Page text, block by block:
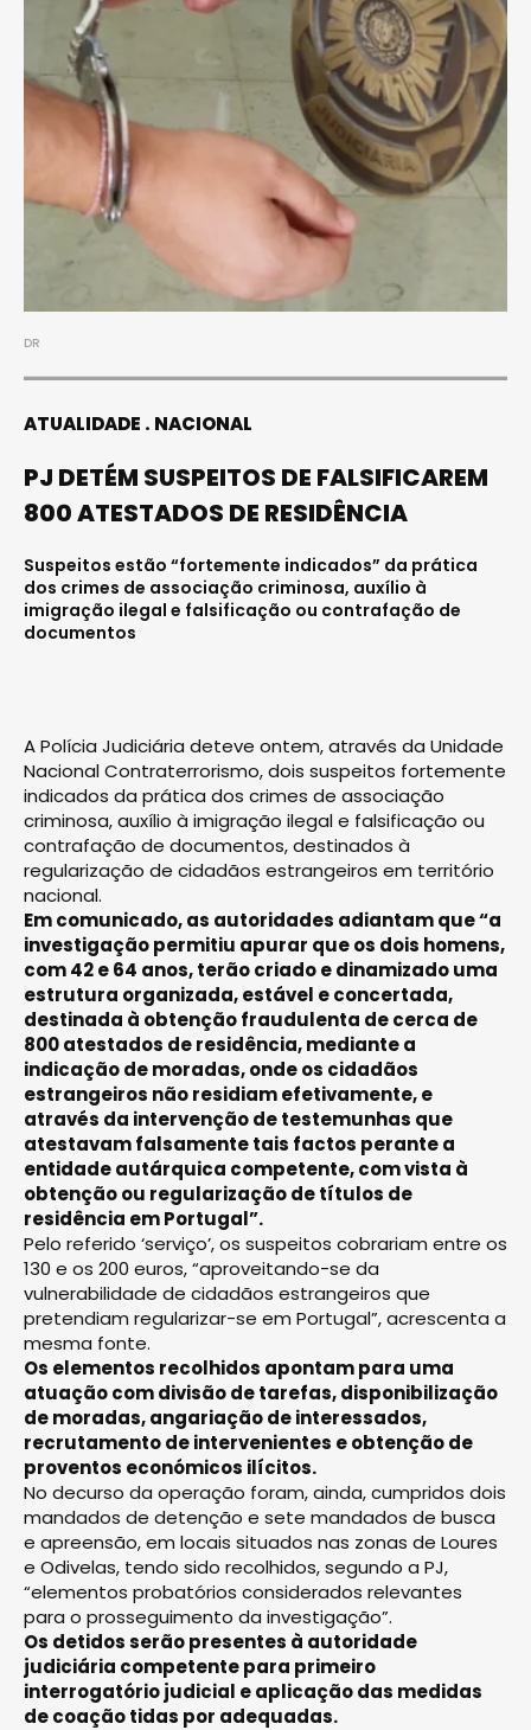
DR
ATUALIDADE NACIONAL
PJ DETÉM SUSPEITOS DE FALSIFICAREM
800 ATESTADOS DE RESIDÊNCIA
Suspeitos estão “fortemente indicados” da prática
dos crimes de associação criminosa, auxílio à
imigração ilegal e falsificação ou contrafação de
documentos
A Polícia Judiciária deteve ontem, através da Unidade
Nacional Contraterrorismo, dois suspeitos fortemente
indicados da prática dos crimes de associação
criminosa, auxílio à imigração ilegal e falsificação ou
contrafação de documentos, destinados à
regularização de cidadãos estrangeiros em território
nacional.
Em comunicado, as autoridades adiantam que “a
investigação permitiu apurar que os dois homens,
com 42 e 64 anos, terão criado e dinamizado uma
estrutura organizada, estável e concertada,
destinada à obtenção fraudulenta de cerca de
800 atestados de residência, mediante a
indicação de moradas, onde os cidadãos
estrangeiros não residiam efetivamente, e
através da intervenção de testemunhas que
atestavam falsamente tais factos perante a
entidade autárquica competente, com vista à
obtenção ou regularização de títulos de
residência em Portugal”.
Pelo referido ‘serviço’, os suspeitos cobrariam entre os
130 e os 200 euros, “aproveitando-se da
vulnerabilidade de cidadãos estrangeiros que
pretendiam regularizar-se em Portugal”, acrescenta a
mesma fonte.
Os elementos recolhidos apontam para uma
atuação com divisão de tarefas, disponibilização
de moradas, angariação de interessados,
recrutamento de intervenientes e obtenção de
proventos económicos ilícitos.
No decurso da operação foram, ainda, cumpridos dois
mandados de detenção e sete mandados de busca
e apreensão, em locais situados nas zonas de Loures
e Odivelas, tendo sido recolhidos, segundo a PJ,
“elementos probatórios considerados relevantes
para o prosseguimento da investigação”.
Os detidos serão presentes à autoridade
judiciária competente para primeiro
interrogatório judicial e aplicação das medidas
de coação tidas por adequadas.